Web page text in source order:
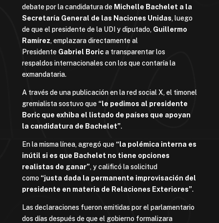
debate por la candidatura de Michelle Bachelet a la
Secretaría General de las Naciones Unidas, luego
de que el presidente de la UDI y diputado, Guillermo
Ramírez, emplazara directamente al
Presidente Gabriel Borica transparentar los
respaldos internacionales con los que contaría la
exmandataria.
A través de una publicación en la red social X, el timonel
gremialista sostuvo que “le pedimos al presidente
Boric que exhiba el listado de países que apoyan
la candidatura de Bachelet”.
En la misma línea, agregó que “la polémica interna es
inútil si es que Bachelet no tiene opciones
realistas de ganar”, y calificó la solicitud
como “justa dada la permanente improvisación del
presidente en materia de Relaciones Exteriores”.
Las declaraciones fueron emitidas por el parlamentario
dos días después de que el gobierno formalizara